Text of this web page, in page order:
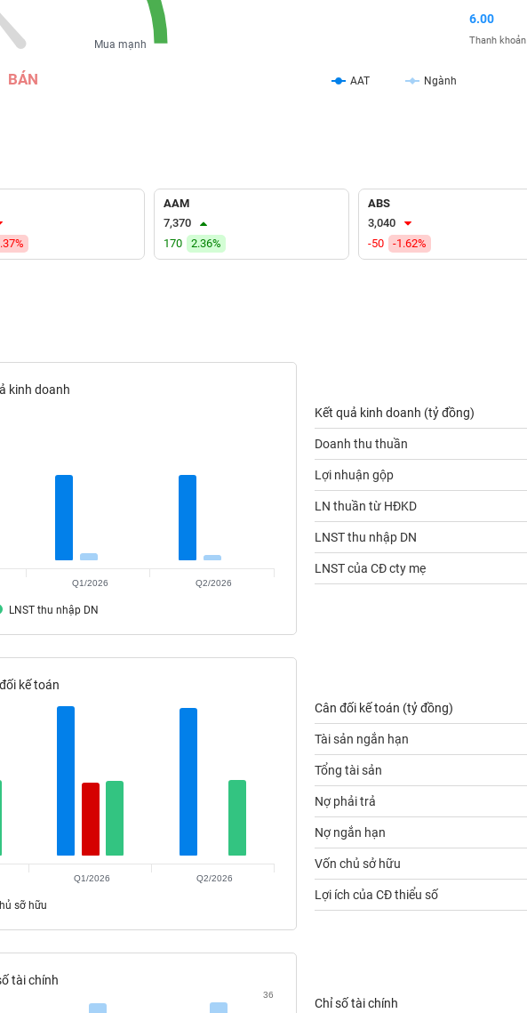
BÁN
Mua mạnh
AAT Ngành
6.00
Thanh khoản
AAM
7,370
170
2.36%
ABS
3,040
-50
-1.62%
kinh doanh
LNST thu nhập DN
Q1/2026 Q2/2026
Kết quả kinh doanh (tỷ đồng)
Doanh thu thuần
Lợi nhuận gộp
LN thuần từ HĐKD
LNST thu nhập DN
LNST của CĐ cty mẹ
kế toán
sỡ hữu
Q1/2026 Q2/2026
Cân đối kế toán (tỷ đồng)
Tài sản ngắn hạn
Tổng tài sản
Nợ phải trả
Nợ ngắn hạn
Vốn chủ sở hữu
Lợi ích của CĐ thiểu số
tài chính
36
Chỉ số tài chính